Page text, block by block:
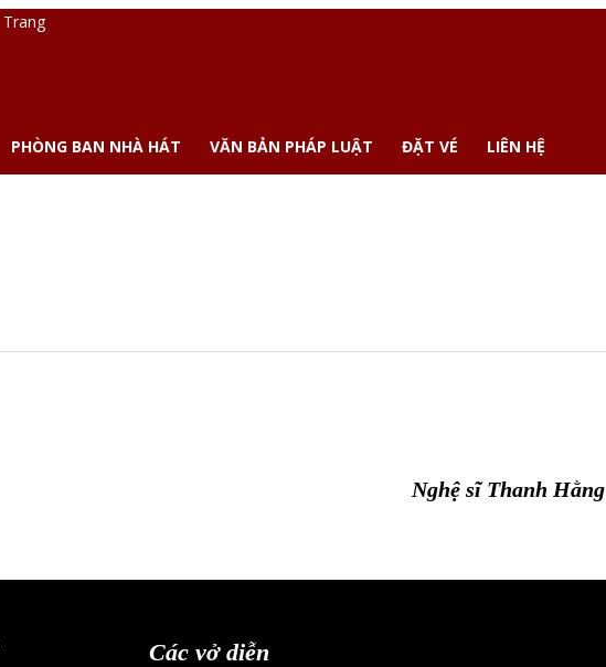
PHÒNG BAN NHÀ HÁT VĂN BẢN PHÁP LUẬT ĐẶT VÉ LIÊN HỆ
Nghệ sĩ Thanh Hằng
Các vở diễn